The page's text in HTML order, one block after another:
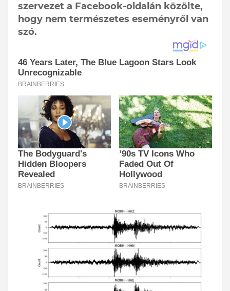
szervezet a Facebook-oldalán közölte,
hogy nem természetes eseményről van
szó.